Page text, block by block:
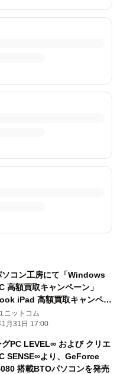
ソコン工房にて「Windows
高額買取キャンペーン」
iPad 高額買取キャンペー
1日から2月28日まで期間限
催！ 対象商品の買取が最終
催日なら更に10％増額！
ニットコム
月31日 17:00
グPC LEVEL∞ および クリエ
SENSE∞より、GeForce
搭載BTOパソコンを発売